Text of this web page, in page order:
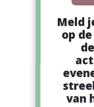
Meld
op
van